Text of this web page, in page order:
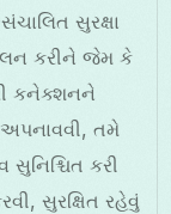
સુરક્ષા
કરીને જેમ કે
કનેક્શનને
તમે
કરી
સુરક્ષિત રહેવું